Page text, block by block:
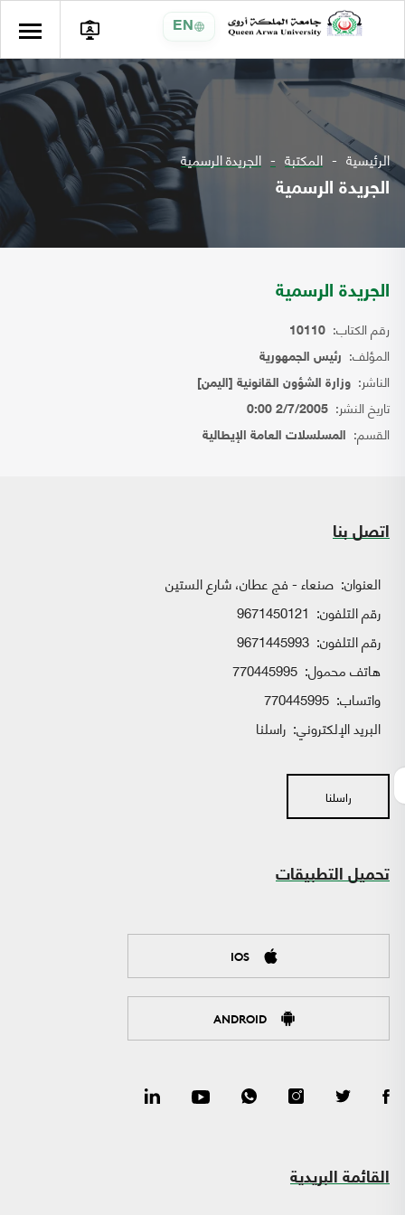
EN
الرئيسية المكتبة الجريدة الرسمية
الجريدة الرسمية
الجريدة الرسمية
رقم الكتاب: 10110
المؤلف: رئيس الجمهورية
الناشر: وزارة الشؤون القانونية [اليمن]
تاريخ النشر: 2/7/2005 0:00
القسم: المسلسلات العامة الإيطالية
اتصل بنا
العنوان: صنعاء - فج عطان، شارع الستين
رقم التلفون: 9671450121
رقم التلفون: 9671445993
هاتف محمول: 770445995
واتساب:
البريد الإلكتروني: راسلنا
راسلنا
تحميل التطبيقات
IOS
ANDROID
القائمة البريدية